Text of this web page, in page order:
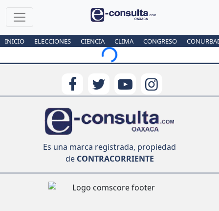
INICIO ELECCIONES CIENCIA CLIMA CONGRESO
Loading...
Es una marca registrada, propiedad
deCONTRACORRIENTE